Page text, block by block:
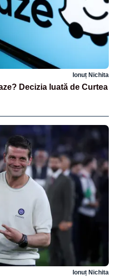
Ionuț Nichita
Decizia luată de Curtea
Ionuț Nichita